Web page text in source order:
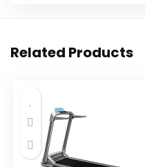
Related Products